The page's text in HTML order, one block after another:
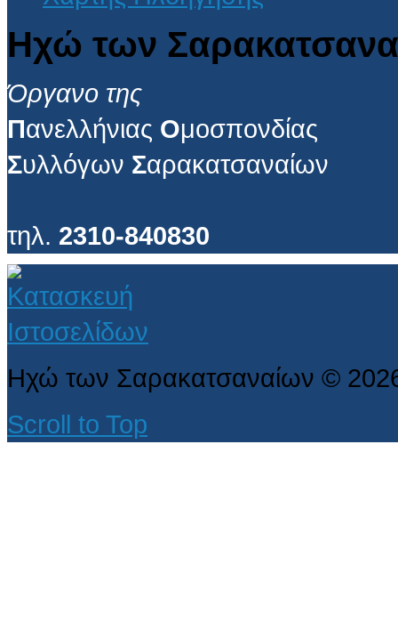
Ηχώ των
Όργανο της
Πανελλήνιας Ομοσπονδίας
Συλλόγων Σαρακατσαναίων
τηλ. 2310-840830
Ηχώ των Σαρακατσαναίων ©
Scroll to Top